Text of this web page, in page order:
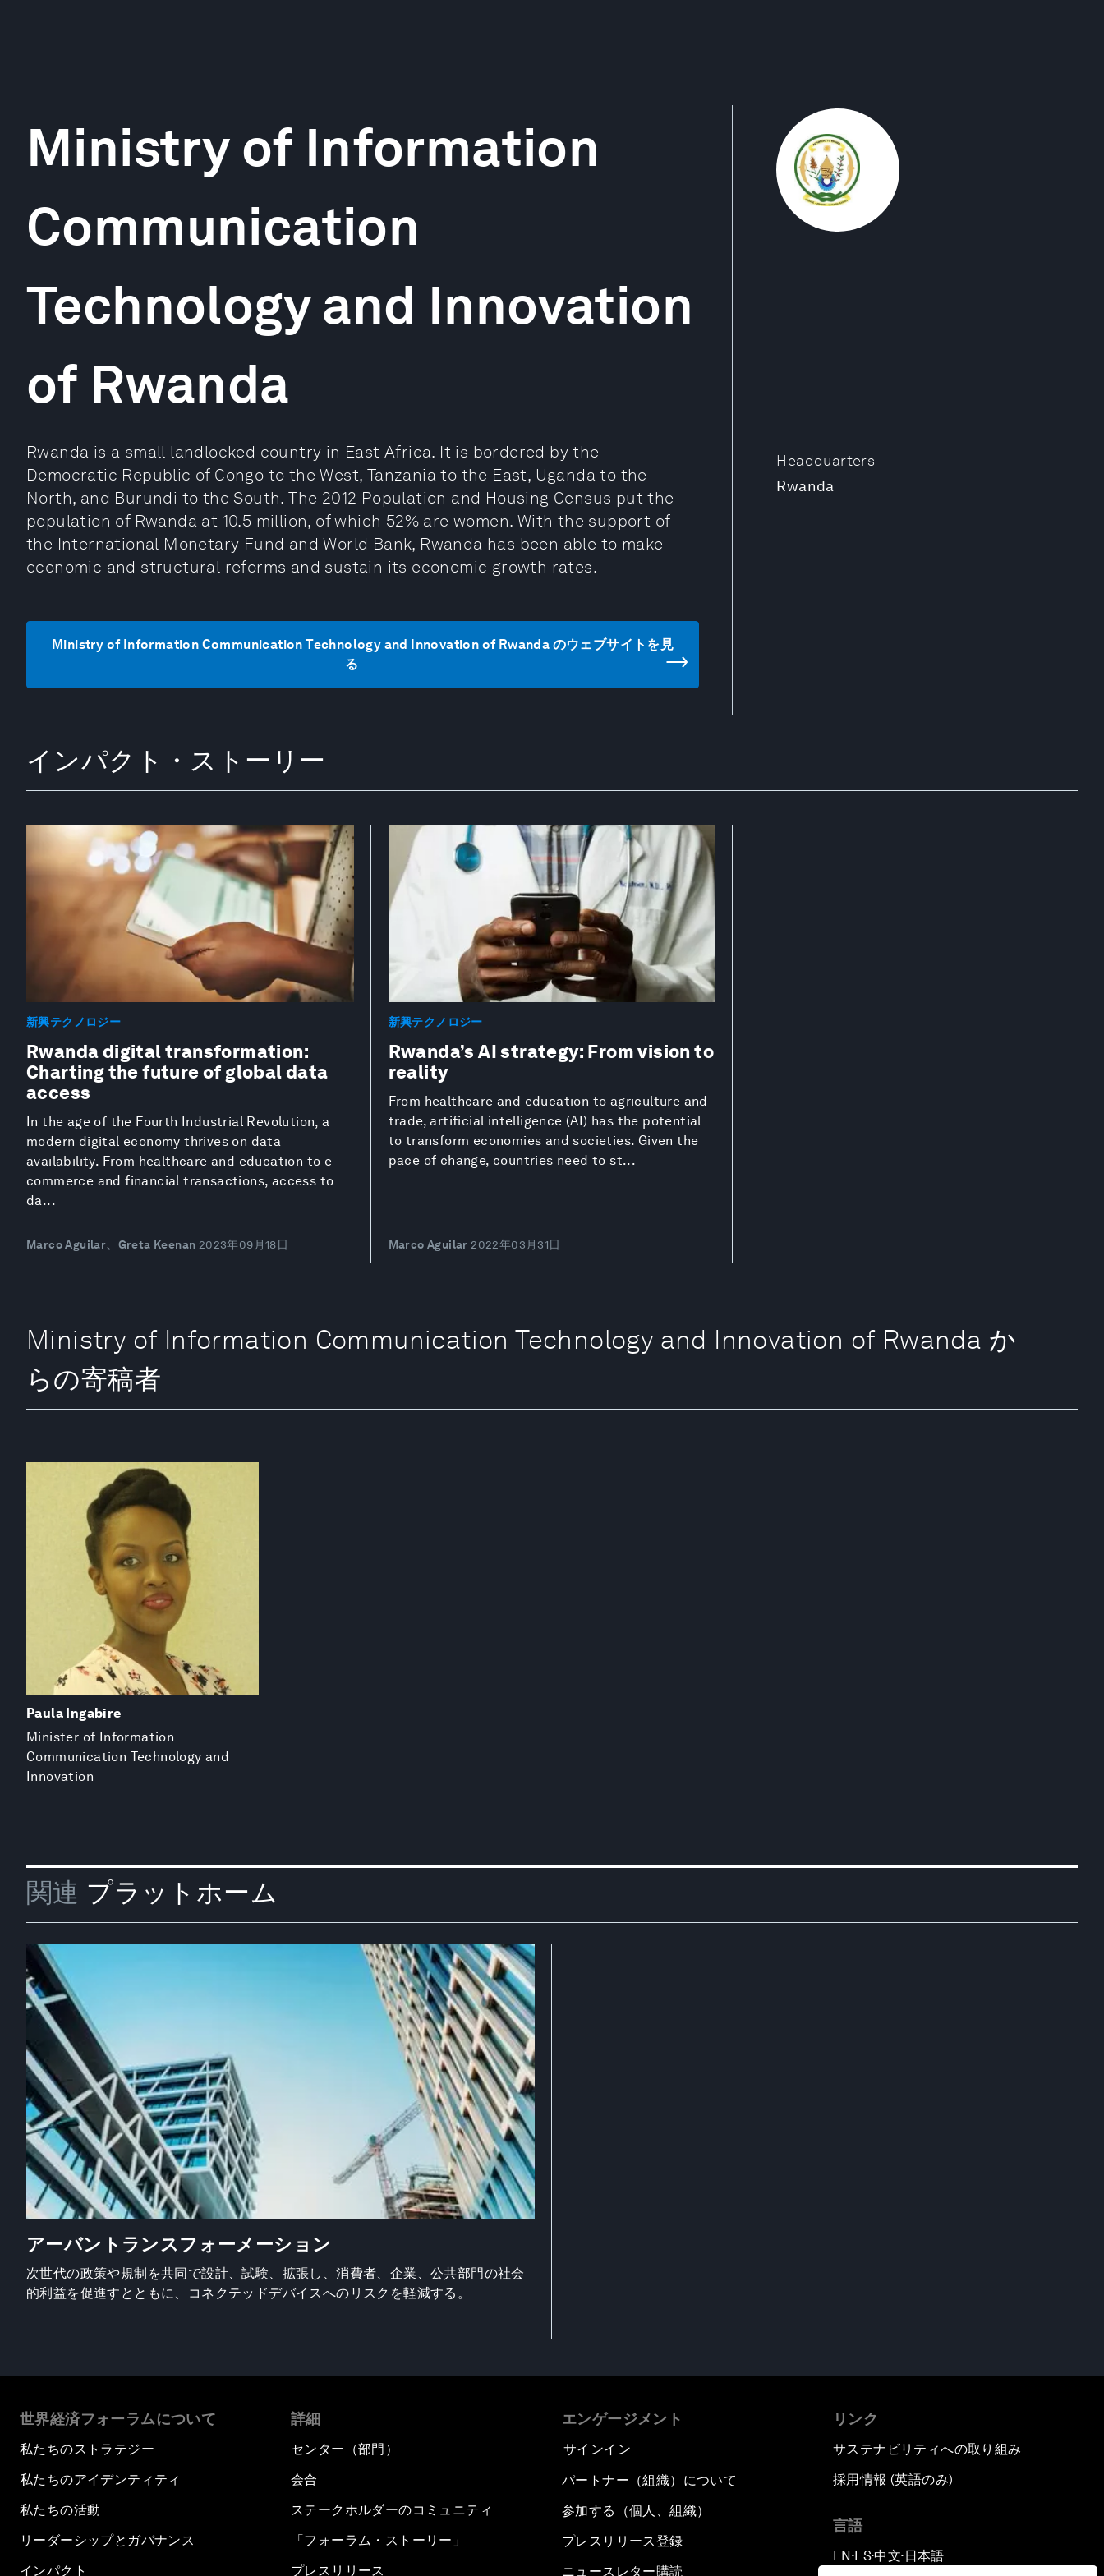
Headquarters
Rwanda
Ministry of Information
Communication
Technology and Innovation
of Rwanda
Rwanda is a small landlocked country in East Africa. It is bordered by the
Democratic Republic of Congo to the West, Tanzania to the East, Uganda to the
North, and Burundi to the South. The 2012 Population and Housing Census put the
population of Rwanda at 10.5 million, of which 52% are women. With the support of
the International Monetary Fund and World Bank, Rwanda has been able to make
economic and structural reforms and sustain its economic growth rates.
Ministry of Information Communication Technology and Innovation of Rwanda のウェブサイトを見
る
インパクト・ストーリー
新興テクノロジー
Rwanda digital transformation:
Charting the future of global data
access
In the age of the Fourth Industrial Revolution, a
modern digital economy thrives on data
availability. From healthcare and education to e-
commerce and financial transactions, access to
da...
Marco Aguilar、Greta Keenan 2023年09月18日
新興テクノロジー
Rwanda’s AI strategy: From vision to
reality
From healthcare and education to agriculture and
trade, artificial intelligence (AI) has the potential
to transform economies and societies. Given the
pace of change, countries need to st...
Marco Aguilar 2022年03月31日
Ministry of Information Communication Technology and Innovation of Rwanda か
らの寄稿者
Paula Ingabire
Minister of Information
Communication Technology and
Innovation
関連 プラットホーム
アーバントランスフォーメーション
次世代の政策や規制を共同で設計、試験、拡張し、消費者、企業、公共部門の社会
的利益を促進すとともに、コネクテッドデバイスへのリスクを軽減する。
世界経済フォーラムについて
私たちのストラテジー
私たちのアイデンティティ
私たちの活動
リーダーシップとガバナンス
インパクト
詳細
センター（部門）
会合
ステークホルダーのコミュニティ
「フォーラム・ストーリー」
プレスリリース
エンゲージメント
サインイン
パートナー（組織）について
参加する（個人、組織）
プレスリリース登録
ニュースレター購読
リンク
サステナビリティへの取り組み
採用情報 (英語のみ)
言語
EN ▪ ES▪中文▪ 日本語